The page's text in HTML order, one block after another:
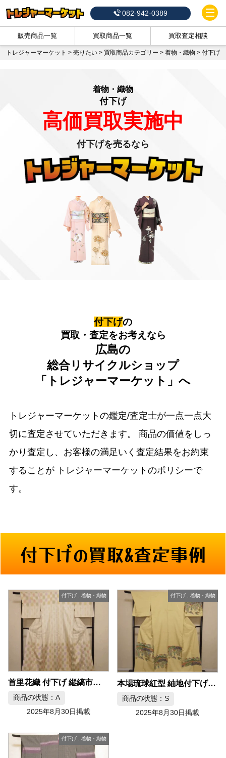
082-942-0389
販売商品一覧 買取商品一覧 買取査定相談
トレジャーマーケット > 売りたい > 買取商品カテゴリー > 着物・織物 > 付下げ
着物・織物
付下げ
高価買取実施中
付下げを売るなら
付下げの
買取・査定をお考えなら
広島の
総合リサイクルショップ
「トレジャーマーケット」へ
トレジャーマーケットの鑑定/査定士が一点一点大
切に査定させていただきます。
商品の価値をしっ
かり査定し、お客様の満足いく査定結果をお約束
することが トレジャーマーケットのポリシーで
す。
付下げの買取&査定事例
付下げ , 着物・織物
首里花織 付下げ 縦縞市松文様
商品の状態：A
2025年8月30日掲載
付下げ , 着物・織物
本場琉球紅型 紬地付下げ ツバメ文様
商品の状態：S
2025年8月30日掲載
付下げ, 着物・織物